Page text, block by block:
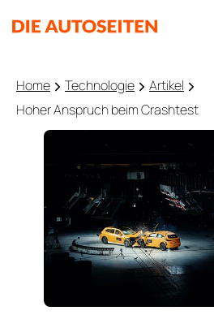
Home Technologie
Artikel
Hoher Anspruch beim Crashtest